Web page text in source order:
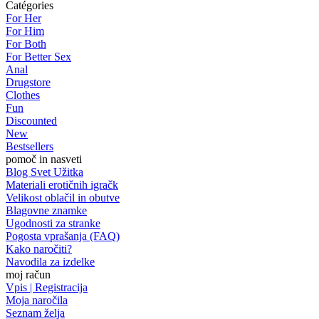
Catégories
For Her
For Him
For Both
For Better Sex
Anal
Drugstore
Clothes
Fun
Discounted
New
Bestsellers
pomoč in nasveti
Blog Svet Užitka
Materiali erotičnih igračk
Velikost oblačil in obutve
Blagovne znamke
Ugodnosti za stranke
Pogosta vprašanja (FAQ)
Kako naročiti?
Navodila za izdelke
moj račun
Vpis | Registracija
Moja naročila
Seznam želja